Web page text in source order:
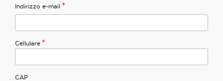
Indirizzo e-mail *
Cellulare *
CAP